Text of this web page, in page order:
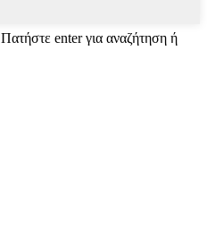
Πατήστε enter για αναζήτηση ή